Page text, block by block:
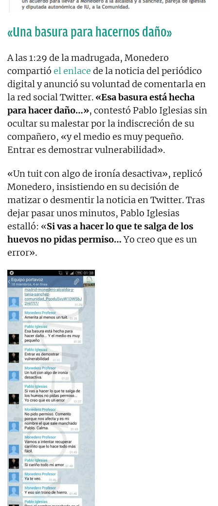
«Una basura para hacernos daño»
A las 1:29 de la madrugada, Monedero
compartió el enlace de la noticia del periódico
digital y anunció su voluntad de comentarla en
la red social Twitter. «Esa basura está hecha
para hacer daño…», contestó Pablo Iglesias sin
ocultar su malestar por la indiscreción de su
compañero, «y el medio es muy pequeño.
Entrar es demostrar vulnerabilidad».
«Un tuit con algo de ironía desactiva», replicó
Monedero, insistiendo en su decisión de
matizar o desmentir la noticia en Twitter. Tras
dejar pasar unos minutos, Pablo Iglesias
estalló: «Si vas a hacer lo que te salga de los
huevos no pidas permiso…Yo creo que es un
error».